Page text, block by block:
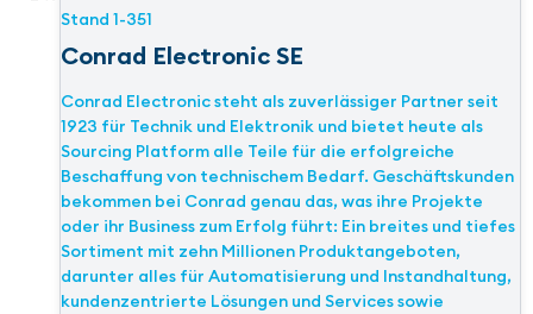
Stand 1-351
Conrad Electronic SE
Conrad Electronic steht als zuverlässiger Partner seit
1923 für Technik und Elektronik und bietet heute als
Sourcing Platform alle Teile für die erfolgreiche
Beschaffung von technischem Bedarf. Geschäftskunden
bekommen bei Conrad genau das, was ihre Projekte
oder ihr Business zum Erfolg führt: Ein breites und tiefes
Sortiment mit zehn Millionen Produktangeboten,
darunter alles für Automatisierung und Instandhaltung,
kundenzentrierte Lösungen und Services sowie